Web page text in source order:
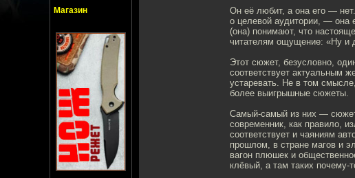
Магазин
Он её любит, а она его —
о целевой аудитории, — она
(она) понимают, что
читателям ощущение: «Ну и
Этот сюжет, безусловно,
соответствует актуальным
устаревать. Не в том
более выигрышные сюжеты.
Самый-самый из них — сюжет
современник, как правило,
соответствует и чаяниям
прошлом, в стране магов и
вагон плюшек и
клёвый, а там таких почему-